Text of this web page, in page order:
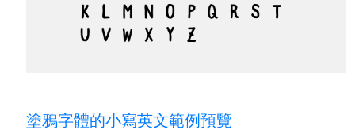
塗鴉字體的小寫英文範例預覽